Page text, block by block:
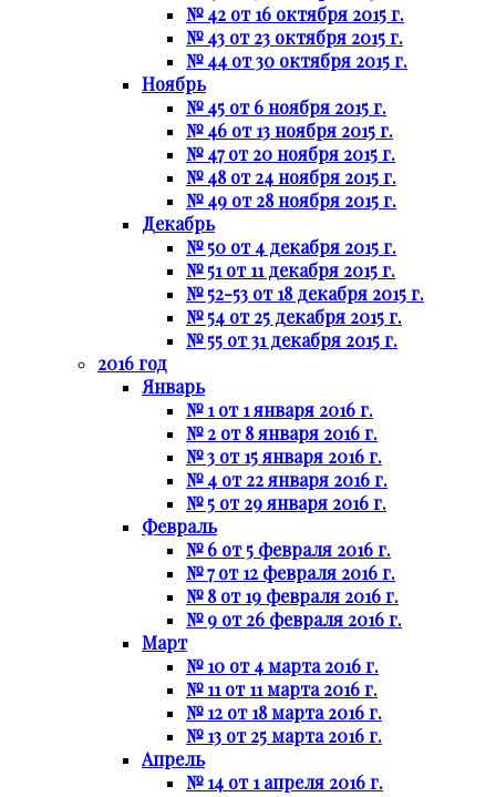
№ 42 от 16 октября 2015 г.
№ 43 от 23 октября 2015 г.
№ 44 от 30 октября 2015 г.
Ноябрь
№ 45 от 6 ноября 2015 г.
№ 46 от 13 ноября 2015 г.
№ 47 от 20 ноября 2015 г.
№ 48 от 24 ноября 2015 г.
№ 49 от 28 ноября 2015 г.
Декабрь
№ 50 от 4 декабря 2015 г.
№ 51 от 11 декабря 2015 г.
№ 52-53 от 18 декабря 2015 г.
№ 54 от 25 декабря 2015 г.
№ 55 от 31 декабря 2015 г.
2016 год
Январь
№ 1 от 1 января 2016 г.
№ 2 от 8 января 2016 г.
№ 3 от 15 января 2016 г.
№ 4 от 22 января 2016 г.
№ 5 от 29 января 2016 г.
Февраль
№ 6 от 5 февраля 2016 г.
№ 7 от 12 февраля 2016 г.
№ 8 от 19 февраля 2016 г.
№ 9 от 26 февраля 2016 г.
Март
№ 10 от 4 марта 2016 г.
№ 11 от 11 марта 2016 г.
№ 12 от 18 марта 2016 г.
№ 13 от 25 марта 2016 г.
Апрель
№ 14 от 1 апреля 2016 г.